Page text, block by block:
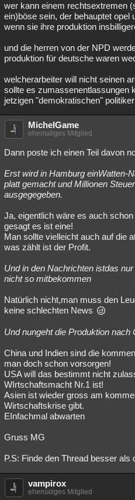
wer kann einem rechtsextremen
ein)böse sein, der behauptet opel
wenn sie ihre produktion
und die herren von der NPD
produktion für deutsche waren
welcherarbeiter will nicht seinen
sollte es zumassenentlassungen
jetzigen "demokratischen"
MichelGame
ehemaliges Mitglied
Dann poste ich einen Teil davon
Erst wird in Hamburg einWatten-
platt gemacht und Millionen
ausgegegeben.
Ja, eigentlich wäre es auch
gesagt es ist eine!
Man sollte vielleicht auch auf die
was zählt ist der Profit.
Und in den Nachrichten istdas
nicht so mitbekommen
Natürlich nicht,man muss den
keine schlechten News
Und nungeht die Produktion nach
China und Indien sind die
man doch schon vorsorgen!
USA will das bestimmt nicht
WIrtschaftsmacht Nr.1 ist!
Asien ist wieder gross am
Wirtschaftskrise gibt.
EInfachmal abwarten
Gruss MG
P.S: Finde den Thread besser als
vampirox
ehemaliges Mitglied